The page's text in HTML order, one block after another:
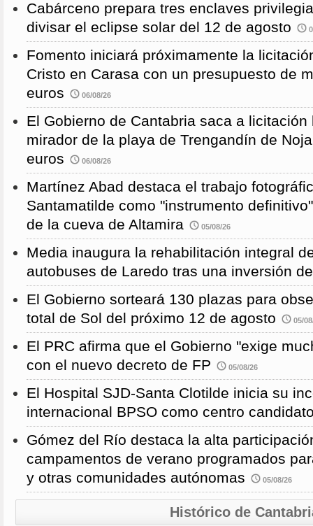
Cabárceno prepara tres enclaves
divisar el eclipse solar del 12 de agosto
Fomento iniciará próximamente la
Cristo en Carasa con un presupuesto de
euros
06/08/26
El Gobierno de Cantabria saca a
mirador de la playa de Trengandín de
euros
06/08/26
Martínez Abad destaca el trabajo
Santamatilde como "instrumento
de la cueva de Altamira
05/08/26
Media inaugura la rehabilitación integral
autobuses de Laredo tras una inversión
El Gobierno sorteará 130 plazas para
total de Sol del próximo 12 de agosto
05/
El PRC afirma que el Gobierno "exige
con el nuevo decreto de FP
05/08/26
El Hospital SJD-Santa Clotilde inicia su
internacional BPSO como centro
Gómez del Río destaca la alta
campamentos de verano programados
y otras comunidades autónomas
05/08/26
Histórico de